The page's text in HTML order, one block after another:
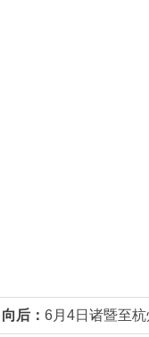
向后： 6月4日诸暨至